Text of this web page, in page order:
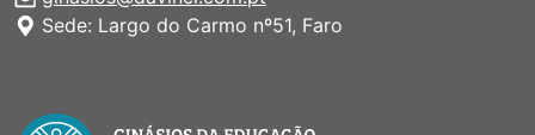
Sede: Largo do Carmo nº51, Faro